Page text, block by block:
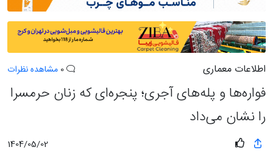
اطلاعات معماری مشاهده نظرات
فواره‌ها و پله‌های آجری؛ پنجره‌ای که زنان حرمسرا
را نشان می‌داد
1404/05/02